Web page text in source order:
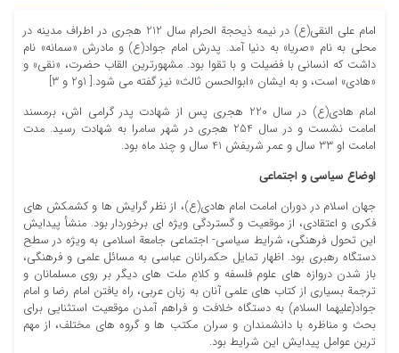
امام علی النقی(ع) در نیمه ذیحجة الحرام سال 212 هجری در اطراف مدینه در
محلی به نام «صریا» به دنیا آمد. پدرش امام جواد(ع) و مادرش «سمانه» نام
داشت که انسانی با فضیلت و با تقوا بود. مشهورترین القاب حضرت، «نقی» و
«هادی» است، و به ایشان «ابوالحسن ثالث» نیز گفته می شود.[ 1و2 و 3]
امام هادی(ع) در سال 220 هجری پس از شهادت پدر گرامی اش، برمسند
امامت نشست و در سال 254 هجری در شهر سامرا به شهادت رسید. مدت
امامت او 33 سال و عمر شریفش 41 سال و چند ماه بود.
اوضاع سیاسی و اجتماعی
جهان اسلام در دوران امامت امام هادی(ع)، از نظر گرایش ها و کشمکش های
فکری و اعتقادی، از موقعیت و گستردگی ویژه ای برخوردار بود. منشأ پیدایش
این تحول فرهنگی، شرایط سیاسی- اجتماعی جامعة اسلامی به ویژه در سطح
دستگاه رهبری بود. اظهار تمایل حکمرانان عباسی به مسائل علمی و فرهنگی،
باز شدن دروازه های علوم فلسفه و کلامِ ملت های دیگر بر روی مسلمانان و
ترجمة بسیاری از کتاب های علمی آنان به زبان عربی، راه یافتن امام رضا و امام
جواد(علیهما السلام) به دستگاه خلافت و فراهم آمدن موقعیت استثنایی برای
بحث و مناظره با دانشمندان و سران مکتب ها و گروه های مختلف، از مهم
ترین عوامل پیدایش این شرایط بود.